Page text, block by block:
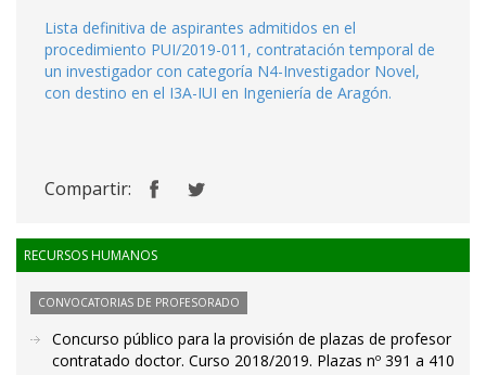
Lista definitiva de aspirantes admitidos en el
procedimiento PUI/2019-011, contratación temporal de
un investigador con categoría N4-Investigador Novel,
con destino en el I3A-IUI en Ingeniería de Aragón.
Compartir:
RECURSOS HUMANOS
CONVOCATORIAS DE PROFESORADO
Concurso público para la provisión de plazas de profesor
contratado doctor. Curso 2018/2019. Plazas nº 391 a 410